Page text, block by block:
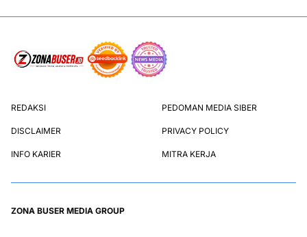
REDAKSI PEDOMAN MEDIA SIBER
DISCLAIMER PRIVACY POLICY
INFO KARIER MITRA KERJA
ZONA BUSER MEDIA GROUP